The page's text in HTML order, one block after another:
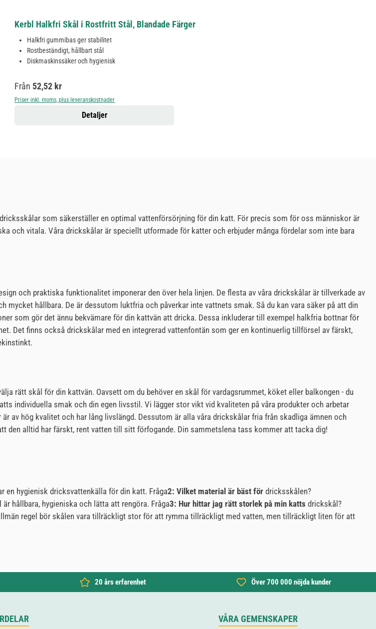
Kerbl Halkfri Skål i Rostfritt Stål, Blandade Färger
Halkfri gummibas ger stabilitet
Rostbeständigt, hållbart stål
Diskmaskinssäker och hygienisk
Ordinarie pris:
Från 52,52 kr
Priser inkl. moms, plus leveranskostnader
Detaljer
som säkerställer en optimal vattenförsörjning för din katt. För precis som för oss människor är
och vitala. Våra drickskålar är speciellt utformade för katter och erbjuder många fördelar som inte bara
och praktiska funktionalitet imponerar den över hela linjen. De flesta av våra drickskålar är tillverkade av
hållbara. De är dessutom luktfria och påverkar inte vattnets smak. Så du kan vara säker på att din
som gör det ännu bekvämare för din kattvän att dricka. Dessa inkluderar till exempel halkfria bottnar för
Det finns också drickskålar med en integrerad vattenfontän som ger en kontinuerlig tillförsel av färskt,
rätt skål för din kattvän. Oavsett om du behöver en skål för vardagsrummet, köket eller balkongen - du
individuella smak och din egen livsstil. Vi lägger stor vikt vid kvaliteten på våra produkter och arbetar
av hög kvalitet och har lång livslängd. Dessutom är alla våra drickskålar fria från skadliga ämnen och
den alltid har färskt, rent vatten till sitt förfogande. Din sammetslena tass kommer att tacka dig!
en hygienisk dricksvattenkälla för din katt. Fråga2: Vilket material är bäst för dricksskålen?
hållbara, hygieniska och lätta att rengöra. Fråga3: Hur hittar jag rätt storlek på min katts drickskål?
regel bör skålen vara tillräckligt stor för att rymma tillräckligt med vatten, men tillräckligt liten för att
20 års erfarenhet Över 700 000 nöjda kunder
VÅRA GEMENSKAPER